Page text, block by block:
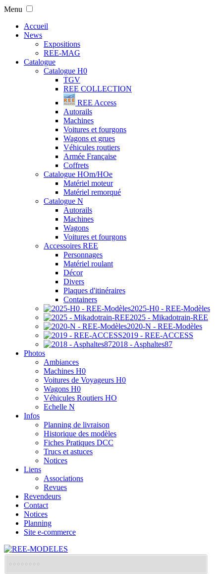
Menu
Accueil
News
Expositions
REE-MAG
Catalogue
Catalogue H0
TGV
REE COLLECTION
REE Access
Autorails
Machines
Voitures et fourgons
Wagons et grues
Véhicules routiers
Armée Française
Coffrets
Catalogue HOm/HOe
Matériel moteur
Matériel remorqué
Catalogue N
Autorails
Machines
Wagons
Voitures et fourgons
Accessoires REE
Personnages
Matériel roulant
Décor
Divers
Plaques d'itinéraires
Containers
2025-H0 - REE-Modèles
2025 - Mikadotrain-REE
2020-N - REE-Modèles
2019 - REE-ACCESS
2018 - Asphaltes87
Photos
Ambiances
Machines H0
Voitures de Voyageurs H0
Wagons H0
Véhicules Routiers HO
Echelle N
Infos
Planning de livraison
Historique des modèles
Fiches Pratiques DCC
Trucs et astuces
Notices
Liens
Associations
Revues
Revendeurs
Contact
Notices
Planning
Site e-commerce